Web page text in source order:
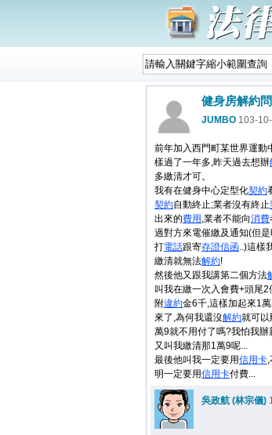
健身房解約
JUMBO 103-
前年加入西門町某世界運動
樣過了一年多,昨天過去想辦
多繳清才可。
我有在健身中心定型化契約
契約自動終止;業者沒有終止
出來的費用 ,業者不能向消費
過對方來電催繳及通知(但
打電話跟寄存證信函..)這樣
繳清就無法解約!
然後他又跟我講第二個方法
叫我在繳一次入會費+頭尾
附違約金6千,這樣加起來1
來了,為何我還沒解約就可以
萬9就不用付了嗎?我怕我
又叫我繳清那1萬9呢...
最後他叫我一定要用信用卡
明一定要用信用卡付費...
吳政航 (林宗儀)